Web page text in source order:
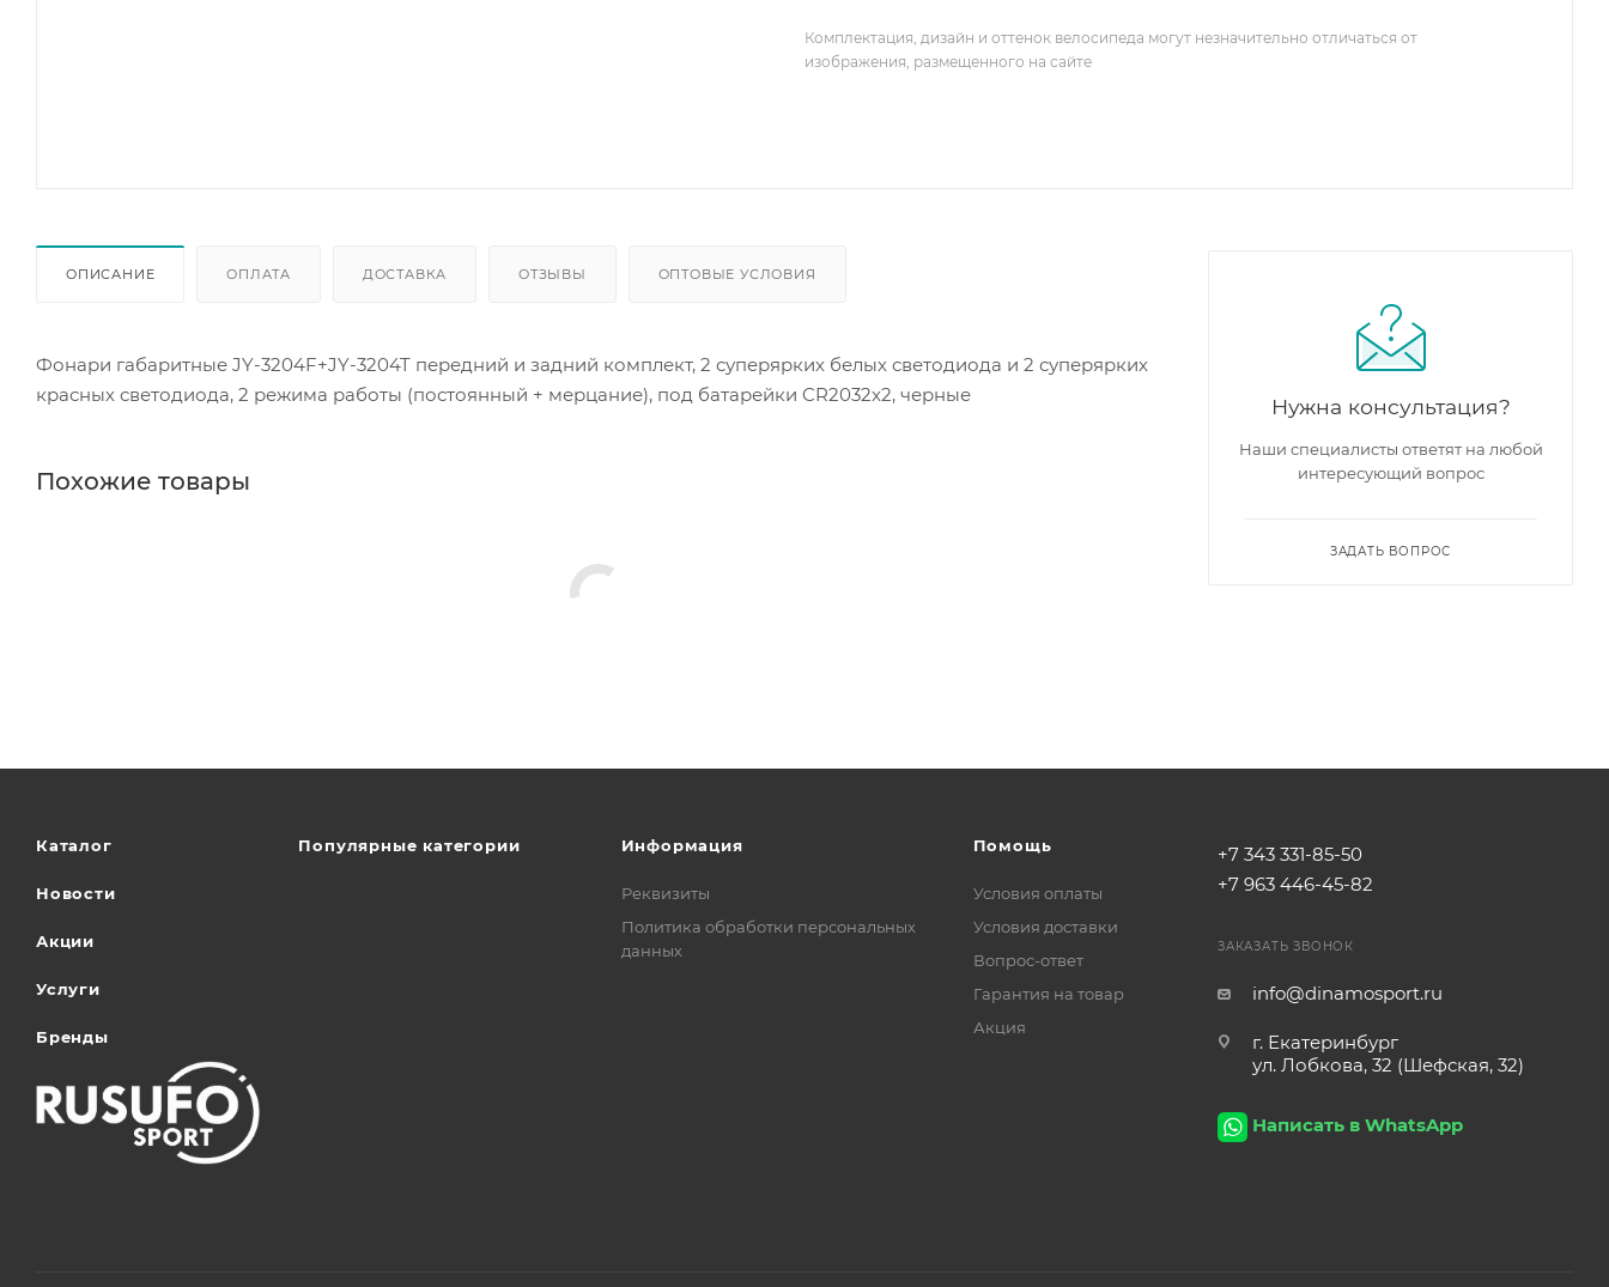
Комплектация, дизайн и оттенок велосипеда могут незначительно отличаться от
изображения, размещенного на сайте
ОПИСАНИЕ ОПЛАТА ДОСТАВКА ОТЗЫВЫ ОПТОВЫЕ УСЛОВИЯ
Фонари габаритные JY-3204F+JY-3204T передний и задний комплект, 2 суперярких белых светодиода и 2 суперярких
красных светодиода, 2 режима работы (постоянный + мерцание), под батарейки CR2032x2, черные
Похожие товары
Нужна консультация?
Наши специалисты ответят на любой
интересующий вопрос
ЗАДАТЬ ВОПРОС
Каталог
Новости
Акции
Услуги
Бренды
Популярные категории Информация
Реквизиты
Политика обработки персональных
данных
Помощь
Условия оплаты
Условия доставки
Вопрос-ответ
Гарантия на товар
Акция
+7 343 331-85-50
+7 963 446-45-82
ЗАКАЗАТЬ ЗВОНОК
info@dinamosport.ru
г. Екатеринбург
ул. Лобкова, 32 (Шефская, 32)
Написать в WhatsApp